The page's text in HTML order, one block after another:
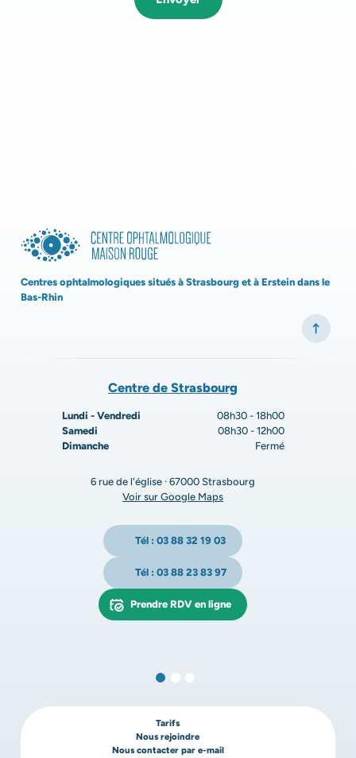
Centres ophtalmologiques situés à Strasbourg et à Erstein dans le
Bas-Rhin
Centre de Strasbourg
Lundi - Vendredi
08h30 - 18h00
Samedi
08h30 - 12h00
Dimanche
Fermé
6 rue de l'église · 67000 Strasbourg
Voir sur Google Maps
Tél : 03 88 32 19 03
Tél : 03 88 23 83 97
Prendre RDV en ligne
Tarifs
Nous rejoindre
Nous contacter par e-mail